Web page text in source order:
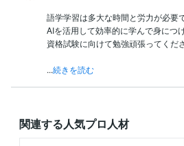
語学学習は多大な時間と労力が必要
AIを活用して効率的に学んで身につ
資格試験に向けて勉強頑張ってくだ
...続きを読む
関連する人気プロ人材